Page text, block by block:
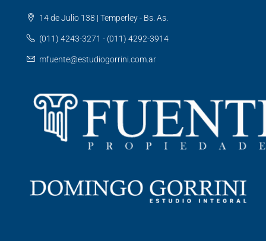
14 de Julio 138 | Temperley - Bs. As.
(011) 4243-3271 - (011) 4292-3914
mfuente@estudiogorrini.com.ar